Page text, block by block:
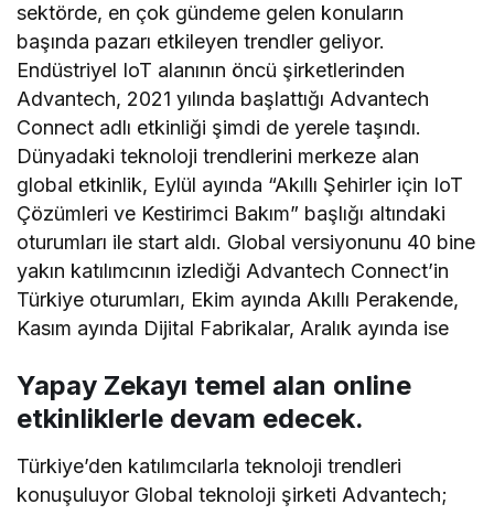
sektörde, en çok gündeme gelen konuların
başında pazarı etkileyen trendler geliyor.
Endüstriyel IoT alanının öncü şirketlerinden
Advantech, 2021 yılında başlattığı Advantech
Connect adlı etkinliği şimdi de yerele taşındı.
Dünyadaki teknoloji trendlerini merkeze alan
global etkinlik, Eylül ayında “Akıllı Şehirler için IoT
Çözümleri ve Kestirimci Bakım” başlığı altındaki
oturumları ile start aldı. Global versiyonunu 40 bine
yakın katılımcının izlediği Advantech Connect’in
Türkiye oturumları, Ekim ayında Akıllı Perakende,
Kasım ayında Dijital Fabrikalar, Aralık ayında ise
Yapay Zekayı temel alan online
etkinliklerle devam edecek.
Türkiye’den katılımcılarla teknoloji trendleri
konuşuluyor Global teknoloji şirketi Advantech;